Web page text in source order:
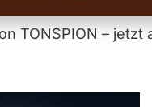
TONSPION –